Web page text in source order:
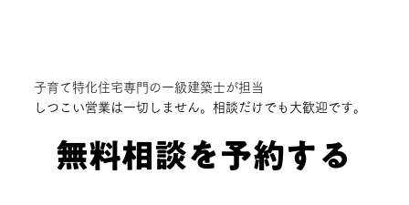
子育て特化住宅専門の一級建築士が担当
しつこい営業は一切しません。相談だけでも大歓迎です。
無料相談を予約する